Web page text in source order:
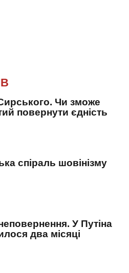
Чи зможе
повернути єдність
спіраль шовінізму
У Путіна
два місяці